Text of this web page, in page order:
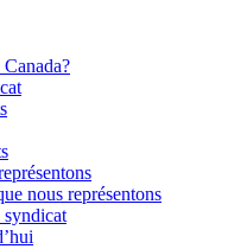
nous représentons